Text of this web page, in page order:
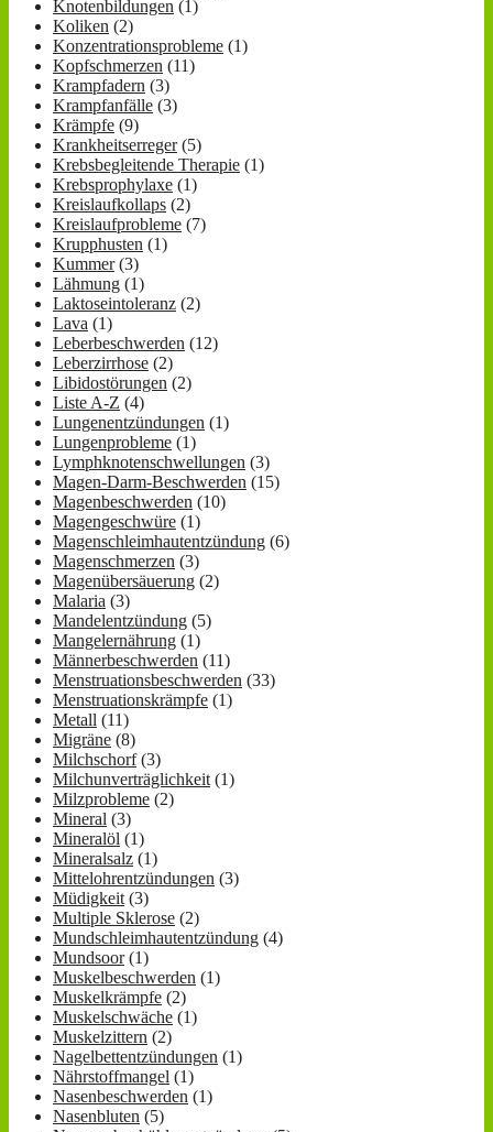
Knotenbildungen (1)
Koliken (2)
Konzentrationsprobleme (1)
Kopfschmerzen (11)
Krampfadern (3)
Krampfanfälle (3)
Krämpfe (9)
Krankheitserreger(5)
Krebsbegleitende Therapie (1)
Krebsprophylaxe (1)
Kreislaufkollaps (2)
Kreislaufprobleme (7)
Krupphusten (1)
Kummer(3)
Lähmung (1)
Laktoseintoleranz (2)
Lava (1)
Leberbeschwerden (12)
Leberzirrhose (2)
Libidostörungen (2)
Liste A-Z (4)
Lungenentzündungen (1)
Lungenprobleme (1)
Lymphknotenschwellungen (3)
Magen-Darm-Beschwerden (15)
Magenbeschwerden (10)
Magengeschwüre (1)
Magenschleimhautentzündung (6)
Magenschmerzen (3)
Magenübersäuerung (2)
Malaria (3)
Mandelentzündung (5)
Mangelernährung (1)
Männerbeschwerden (11)
Menstruationsbeschwerden (33)
Menstruationskrämpfe (1)
Metall (11)
Migräne (8)
Milchschorf(3)
Milchunverträglichkeit (1)
Milzprobleme (2)
Mineral (3)
Mineralöl (1)
Mineralsalz (1)
Mittelohrentzündungen (3)
Müdigkeit (3)
Multiple Sklerose (2)
Mundschleimhautentzündung (4)
Mundsoor(1)
Muskelbeschwerden (1)
Muskelkrämpfe (2)
Muskelschwäche (1)
Muskelzittern (2)
Nagelbettentzündungen (1)
Nährstoffmangel (1)
Nasenbeschwerden (1)
Nasenbluten (5)